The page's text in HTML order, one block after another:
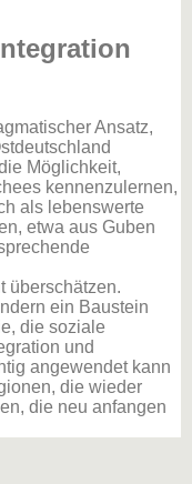
Ansatz,
Möglichkeit,
kennenzulernen,
als lebenswerte
etwa aus Guben
überschätzen.
ein Baustein
die soziale
und
angewendet kann
die wieder
die neu anfangen